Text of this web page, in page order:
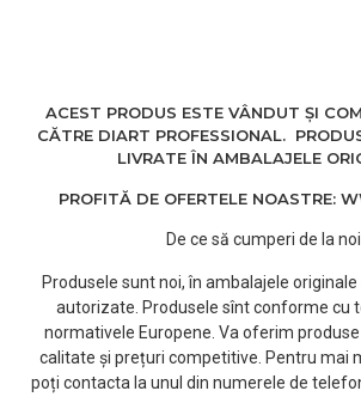
ACEST PRODUS ESTE VÂNDUT ȘI
CĂTRE DIART PROFESSIONAL.
LIVRATE ÎN AMBALAJELE
PROFITĂ DE OFERTELE NOASTRE:
De ce să cumperi de la
Produsele sunt noi, în ambalajele
autorizate. Produsele sînt conforme cu
normativele Europene. Va oferim
calitate și prețuri competitive. Pentru mai
poți contacta la unul din numerele de